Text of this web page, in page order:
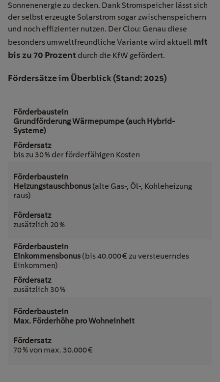
Sonnenenergie zu decken. Dank Stromspeicher lässt sich
der selbst erzeugte Solarstrom sogar zwischenspeichern
und noch effizienter nutzen. Der Clou: Genau diese
besonders umweltfreundliche Variante wird aktuell mit
bis zu 70 Prozent durch die KfW gefördert.
Fördersätze im Überblick (Stand: 2025)
Grundförderung Wärmepumpe (auch Hybrid-
Systeme)
bis zu 30 % der förderfähigen Kosten
Heizungstauschbonus (alte Gas-, Öl-, Kohleheizung
raus)
zusätzlich 20 %
Einkommensbonus (bis 40.000 € zu versteuerndes
Einkommen)
zusätzlich 30 %
Max. Förderhöhe pro Wohneinheit
70 % von max. 30.000 €